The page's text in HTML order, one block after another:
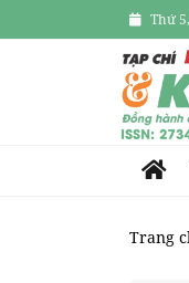
Thứ
Trang